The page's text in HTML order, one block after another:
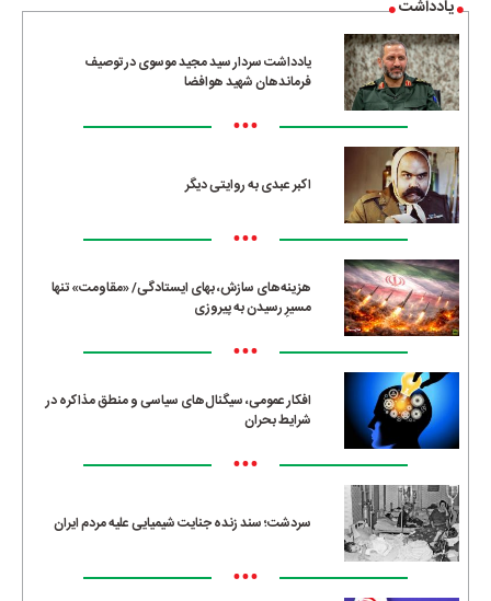
یادداشت
یادداشت سردار سید مجید موسوی در توصیف
فرماندهان شهید هوافضا
•••
اکبر عبدی به روایتی دیگر
•••
هزینه‌های سازش، بهای ایستادگی/ «مقاومت» تنها
مسیرِ رسیدن به پیروزی
•••
افکار عمومی، سیگنال‌های سیاسی و منطق مذاکره در
شرایط بحران
•••
سردشت؛ سند زنده جنایت شیمیایی علیه مردم ایران
•••